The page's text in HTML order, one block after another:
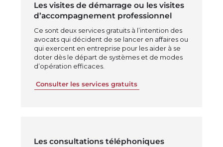
Les visites de démarrage ou les visites
d’accompagnement professionnel
Ce sont deux services gratuits à l’intention des
avocats qui décident de se lancer en affaires ou
qui exercent en entreprise pour les aider à se
doter dès le départ de systèmes et de modes
d’opération efficaces.
Consulter les services gratuits
Les consultations téléphoniques